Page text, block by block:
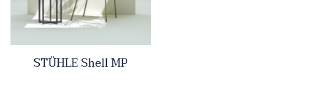
STÜHLE Shell MP